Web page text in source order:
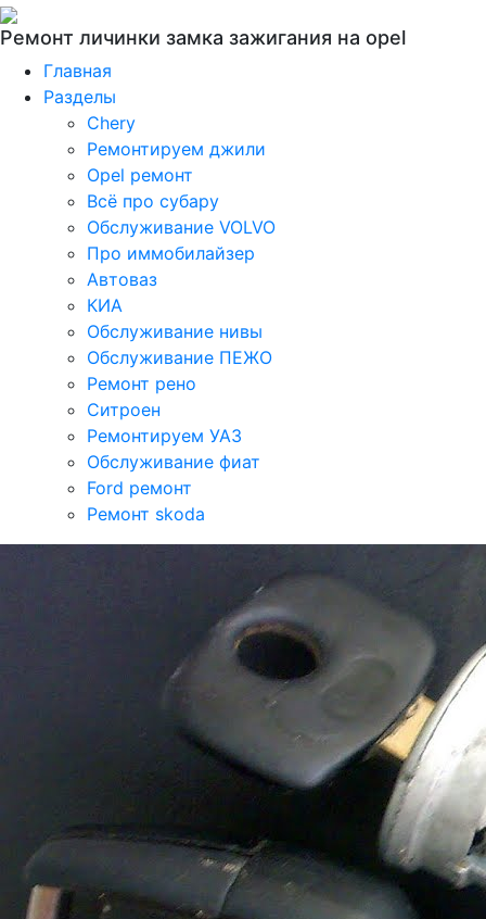
Ремонт личинки замка зажигания на opel
Главная
Разделы
Chery
Ремонтируем джили
Opel ремонт
Всё про субару
Обслуживание VOLVO
Про иммобилайзер
Автоваз
КИА
Обслуживание нивы
Обслуживание ПЕЖО
Ремонт рено
Ситроен
Ремонтируем УАЗ
Обслуживание фиат
Ford ремонт
Ремонт skoda